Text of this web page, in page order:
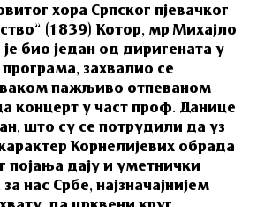
хора Српског пјевачког
(1839) Котор, мр Михајло
је био један од диригената у
захвалио се
пажљиво отпеваном
концерт у част проф. Данице
што су се потрудили да уз
Корнелијевих обрада
појања дају и уметнички
нас Србе, најзначајнијем